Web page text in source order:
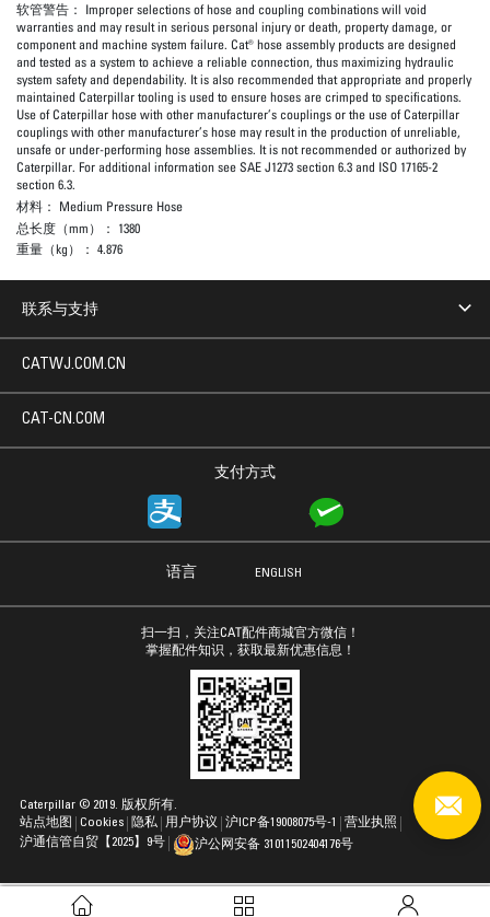
软管警告： Improper selections of hose and coupling combinations will void
warranties and may result in serious personal injury or death, property damage, or
component and machine system failure. Cat® hose assembly products are designed
and tested as a system to achieve a reliable connection, thus maximizing hydraulic
system safety and dependability. It is also recommended that appropriate and properly
maintained Caterpillar tooling is used to ensure hoses are crimped to specifications.
Use of Caterpillar hose with other manufacturer’s couplings or the use of Caterpillar
couplings with other manufacturer’s hose may result in the production of unreliable,
unsafe or under-performing hose assemblies. It is not recommended or authorized by
Caterpillar. For additional information see SAE J1273 section 6.3 and ISO 17165-2
section 6.3.
材料： Medium Pressure Hose
总长度（mm）： 1380
重量（kg）： 4.876
联系与支持
支付方式
CATWJ.COM.CN
CAT-CN.COM
语言 ENGLISH
扫一扫，关注CAT配件商城官方微信！
掌握配件知识，获取最新优惠信息！
站点地图 Cookies 隐私 用户协议
Caterpillar © 2019. 版权所有.
沪ICP备19008075号-1
营业执照
沪通信管自贸【2025】9号
沪公网安备 31011502404176号